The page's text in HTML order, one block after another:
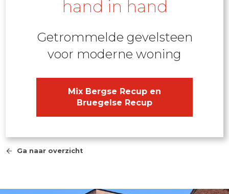
hand in hand
Getrommelde gevelsteen
voor moderne woning
Mix Bergse Recup en
Bruegelse Recup
Ga naar overzicht